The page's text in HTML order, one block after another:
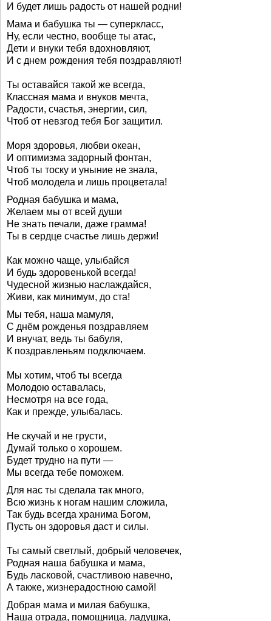
И будет лишь радость от нашей родни!
Мама и бабушка ты — суперкласс,
Ну, если честно, вообще ты атас,
Дети и внуки тебя вдохновляют,
И с днем рождения тебя поздравляют!
Ты оставайся такой же всегда,
Классная мама и внуков мечта,
Радости, счастья, энергии, сил,
Чтоб от невзгод тебя Бог защитил.
Моря здоровья, любви океан,
И оптимизма задорный фонтан,
Чтоб ты тоску и уныние не знала,
Чтоб молодела и лишь процветала!
Родная бабушка и мама,
Желаем мы от всей души
Не знать печали, даже грамма!
Ты в сердце счастье лишь держи!
Как можно чаще, улыбайся
И будь здоровенькой всегда!
Чудесной жизнью наслаждайся,
Живи, как минимум, до ста!
Мы тебя, наша мамуля,
С днём рожденья поздравляем
И внучат, ведь ты бабуля,
К поздравленьям подключаем.
Мы хотим, чтоб ты всегда
Молодою оставалась,
Несмотря на все года,
Как и прежде, улыбалась.
Не скучай и не грусти,
Думай только о хорошем.
Будет трудно на пути —
Мы всегда тебе поможем.
Для нас ты сделала так много,
Всю жизнь к ногам нашим сложила,
Так будь всегда хранима Богом,
Пусть он здоровья даст и силы.
Ты самый светлый, добрый человечек,
Родная наша бабушка и мама,
Будь ласковой, счастливою навечно,
А также, жизнерадостною самой!
Добрая мама и милая бабушка,
Наша отрада, помощница, ладушка,